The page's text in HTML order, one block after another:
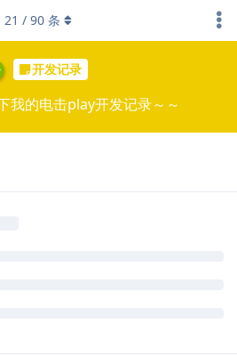
开发记录
我的电击play开发记录～～
21 / 90 条